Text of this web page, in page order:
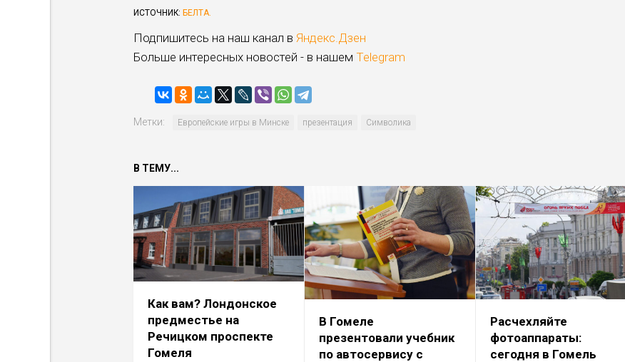
ИСТОЧНИК: БЕЛТА.
Подпишитесь на наш канал в Яндекс.Дзен
Больше интересных новостей - в нашем Telegram
Метки: Европейские игры в Минске презентация Символика
В ТЕМУ...
Как вам? Лондонское
предместье на
Речицком проспекте
Гомеля
В Гомеле
презентовали учебник
по автосервису с
Расчехляйте
фотоаппараты:
сегодня в Гомель